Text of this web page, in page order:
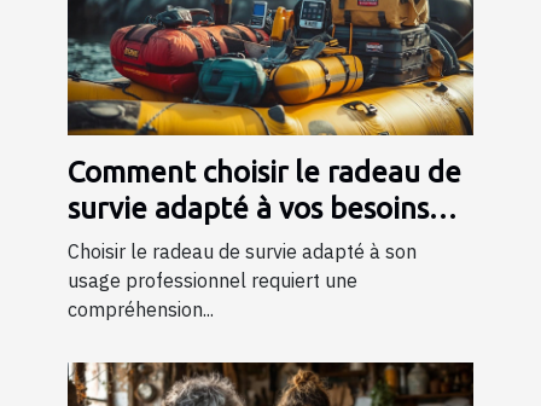
Comment choisir le radeau de
survie adapté à vos besoins
professionnels ?
Choisir le radeau de survie adapté à son
usage professionnel requiert une
compréhension...